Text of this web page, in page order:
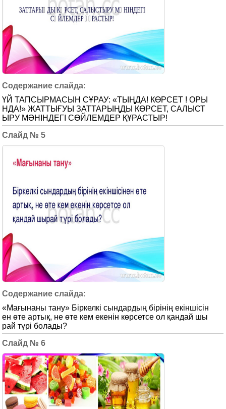
ҮЙ ТАПСЫРМАСЫН СҰРАУ: «ТЫҢДА! КӨРСЕТ ! ОРЫ
НДА!» ЖАТТЫҒУЫ ЗАТТАРЫҢДЫ КӨРСЕТ, САЛЫСТ
ЫРУ МӘНІНДЕГІ СӨЙЛЕМДЕР ҚҰРАСТЫР!
5
«Мағынаны тану» Біркелкі сындардың бірінің екіншісін
ен өте артық, не өте кем екенін көрсетсе ол қандай шы
рай түрі болады?
6